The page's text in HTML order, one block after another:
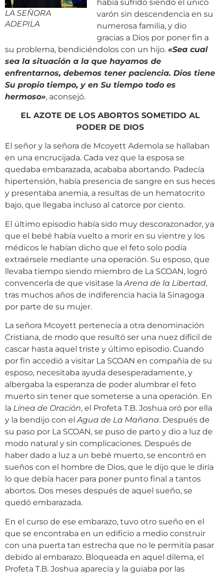
LA SEÑORA
ADEPILA
había sufrido siendo el único
varón sin descendencia en su
numerosa familia, y dio
gracias a Dios por poner fin a
su problema, bendiciéndolos con un hijo. «Sea cual
sea la situación a la que hayamos de
enfrentarnos, debemos tener paciencia. Dios tiene
Su propio tiempo, y en Su tiempo todo es
hermoso», aconsejó.
EL AZOTE DE LOS ABORTOS SOMETIDO AL
PODER DE DIOS
El señor y la señora de Mcoyett Ademola se hallaban
en una encrucijada. Cada vez que la esposa se
quedaba embarazada, acababa abortando. Padecía
hipertensión, había presencia de sangre en sus heces
y presentaba anemia, a resultas de un hematocrito
bajo, que llegaba incluso al catorce por ciento.
El último episodio había sido muy descorazonador, ya
que el bebé había vuelto a morir en su vientre y los
médicos le habían dicho que el feto solo podía
extraérsele mediante una operación. Su esposo, que
llevaba tiempo siendo miembro de La SCOAN, logró
convencerla de que visitase la Arena de la Libertad,
tras muchos años de indiferencia hacia la Sinagoga
por parte de su mujer.
La señora Mcoyett pertenecía a otra denominación
Cristiana, de modo que resultó ser una nuez difícil de
cascar hasta aquel triste y último episodio. Cuando
por fin accedió a visitar La SCOAN en compañía de su
esposo, necesitaba ayuda desesperadamente, y
albergaba la esperanza de poder alumbrar el feto
muerto sin tener que someterse a una operación. En
la Línea de Oración, el Profeta T.B. Joshua oró por ella
y la bendijo con elAgua de La Mañana. Después de
su paso por La SCOAN, se puso de parto y dio a luz de
modo natural y sin complicaciones. Después de
haber dado a luz a un bebé muerto, se encontró en
sueños con el hombre de Dios, que le dijo que le diría
lo que debía hacer para poner punto final a tantos
abortos. Dos meses después de aquel sueño, se
quedó embarazada.
En el curso de ese embarazo, tuvo otro sueño en el
que se encontraba en un edificio a medio construir
con una puerta tan estrecha que no le permitía pasar
debido al embarazo. Bloqueada en aquel dilema, el
Profeta T.B. Joshua aparecía y la guiaba por las